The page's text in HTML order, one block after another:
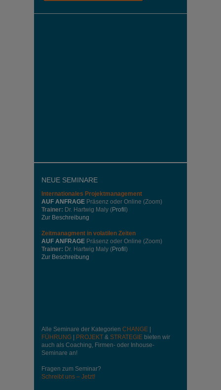
NEUE SEMINARE
Internationales Projektmanagement
AUF ANFRAGE Präsenz oder Online (Zoom)
Trainer: Dr. Hartwig Maly (Profil )
Zur Beschreibung
Zeitmanagment in volatilen Zeiten
AUF ANFRAGE Präsenz oder Online (Zoom)
Trainer: Dr. Hartwig Maly (Profil )
Zur Beschreibung
Alle Seminare der Kategorien CHANGE
FÜHRUNG
PROJEKT & STRATEGIE bieten wir
auch als Coaching, Firmen- oder Inhouse-
Seminare an!
Fragen zum Seminar?
Schreibt uns – Jetzt!